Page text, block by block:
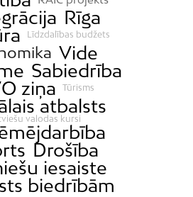
Rīga
Līdzdalības budžets
Vide
Sabiedrība
ziņa
Tūrisms
atbalsts
valodas kursi
Drošība
iesaiste
biedrībām